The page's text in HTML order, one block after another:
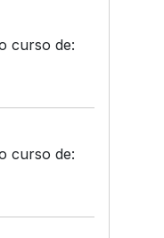
curso de:
curso de: